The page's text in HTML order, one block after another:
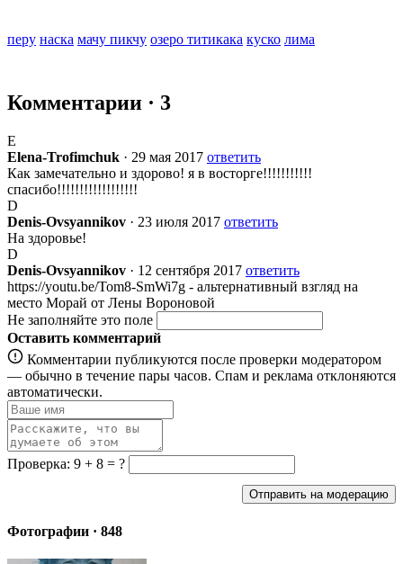
перу наска мачу пикчу озеро титикака куско лима
Комментарии · 3
E
Elena-Trofimchuk · 29 мая 2017 ответить
Как замечательно и здорово! я в восторге!!!!!!!!!!!
спасибо!!!!!!!!!!!!!!!!!!
D
Denis-Ovsyannikov · 23 июля 2017 ответить
На здоровье!
D
Denis-Ovsyannikov · 12 сентября 2017 ответить
https://youtu.be/Tom8-SmWi7g - альтернативный взгляд на
место Морай от Лены Вороновой
Не заполняйте это поле
Оставить комментарий
Комментарии публикуются после проверки модератором
— обычно в течение пары часов. Спам и реклама отклоняются
автоматически.
Проверка: 9 + 8 = ?
Отправить на модерацию
Фотографии · 848